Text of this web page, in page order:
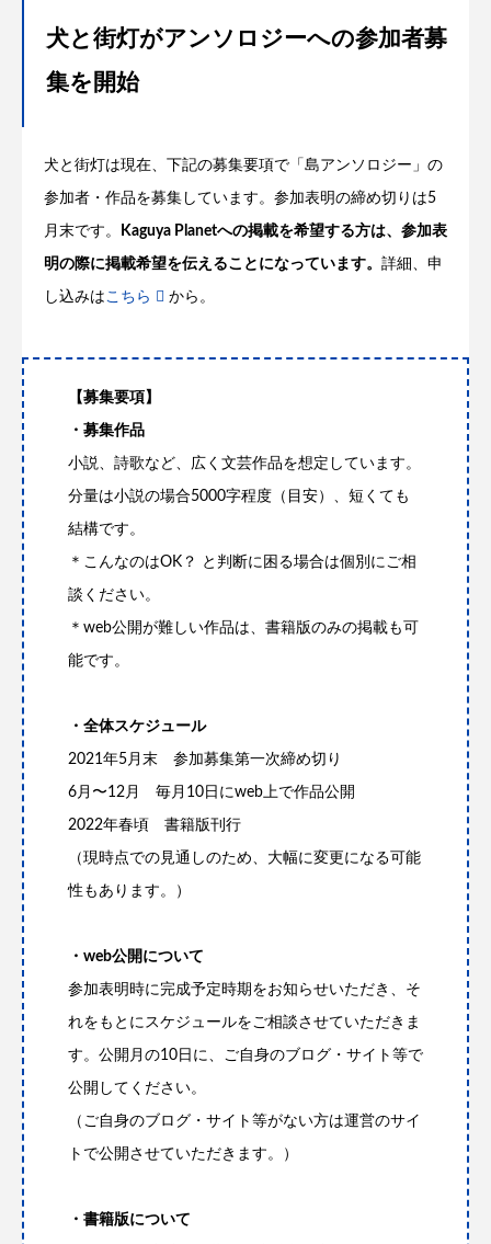
犬と街灯がアンソロジーへの参加者募
集を開始
犬と街灯は現在、下記の募集要項で「島アンソロジー」の
参加者・作品を募集しています。参加表明の締め切りは5
月末です。 Kaguya Planetへの掲載を希望する方は、参加表
明の際に掲載希望を伝えることになっています。 詳細、申
し込みはこちら から。
【募集要項】
・募集作品
小説、詩歌など、広く文芸作品を想定しています。
分量は小説の場合5000字程度（目安）、短くても
結構です。
＊こんなのはOK？ と判断に困る場合は個別にご相
談ください。
＊web公開が難しい作品は、書籍版のみの掲載も可
能です。
・全体スケジュール
2021年5月末 参加募集第一次締め切り
6月〜12月 毎月10日にweb上で作品公開
2022年春頃 書籍版刊行
（現時点での見通しのため、大幅に変更になる可能
性もあります。）
・web公開について
参加表明時に完成予定時期をお知らせいただき、そ
れをもとにスケジュールをご相談させていただきま
す。公開月の10日に、ご自身のブログ・サイト等で
公開してください。
（ご自身のブログ・サイト等がない方は運営のサイ
トで公開させていただきます。）
・書籍版について